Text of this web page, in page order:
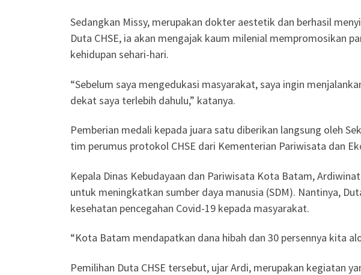
Sedangkan Missy, merupakan dokter aestetik dan berhasil
Duta CHSE, ia akan mengajak kaum milenial mempromosikan
kehidupan sehari-hari.
“Sebelum saya mengedukasi masyarakat, saya ingin
dekat saya terlebih dahulu,” katanya.
Pemberian medali kepada juara satu diberikan langsung oleh
tim perumus protokol CHSE dari Kementerian Pariwisata dan
Kepala Dinas Kebudayaan dan Pariwisata Kota Batam,
untuk meningkatkan sumber daya manusia (SDM). Nantinya,
kesehatan pencegahan Covid-19 kepada masyarakat.
“Kota Batam mendapatkan dana hibah dan 30 persennya kita
Pemilihan Duta CHSE tersebut, ujar Ardi, merupakan kegiatan